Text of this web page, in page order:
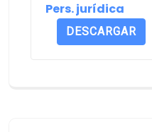
Pers. jurídica
DESCARGAR